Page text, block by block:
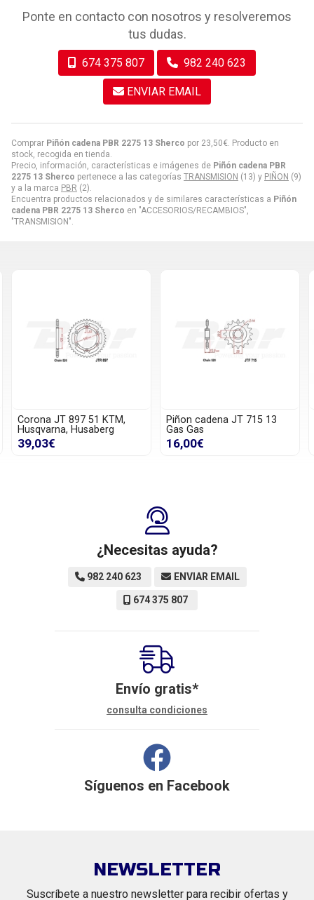
Comprar Piñón cadena PBR 2275 13 Sherco por 23,50€. Producto en
stock, recogida en tienda.
Precio, información, características e imágenes de Piñón cadena PBR
2275 13 Sherco pertenece a las categorías TRANSMISION (13) y PIÑON (9)
y a la marca PBR (2).
Encuentra productos relacionados y de similares características a Piñón
cadena PBR 2275 13 Sherco en "ACCESORIOS/RECAMBIOS",
"TRANSMISION".
Ponte en contacto con nosotros y resolveremos
tus dudas.
674 375 807 982 240 623
ENVIAR EMAIL
Piñon cadena JT 715 13
Gas Gas
Piñon cadena JT
¿Necesitas ayuda?
982 240 623 ENVIAR EMAIL
674 375 807
Envío gratis*
consulta condiciones
Síguenos en Facebook
NEWSLETTER
Suscríbete a nuestro newsletter para recibir ofertas y